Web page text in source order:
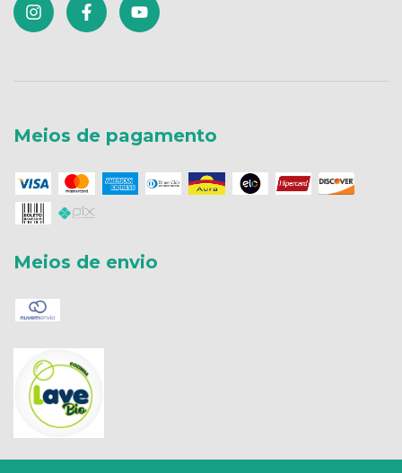
Meios de pagamento
Meios de envio